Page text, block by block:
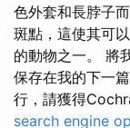
色外套和長脖子
斑點，這使其可
的動物之一。 將
保存在我的下一
行，請獲得
search engine